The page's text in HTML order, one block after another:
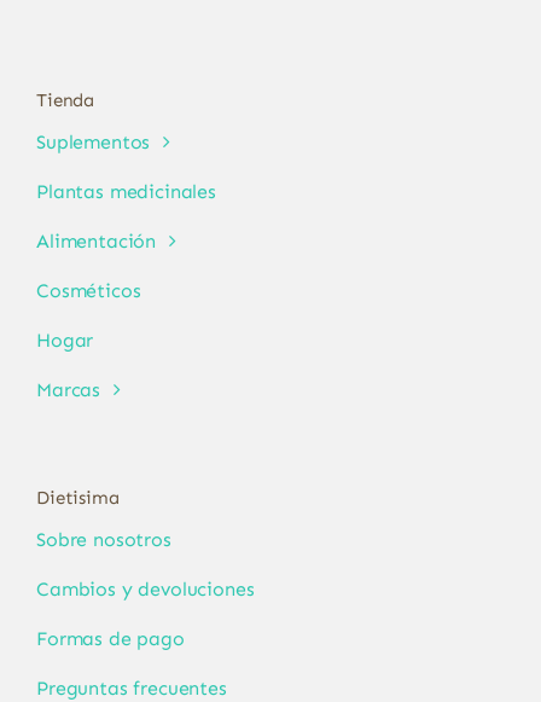
Tienda
Suplementos
Plantas medicinales
Alimentación
Cosméticos
Hogar
Marcas
Dietisima
Sobre nosotros
Cambios y devoluciones
Formas de pago
Preguntas frecuentes